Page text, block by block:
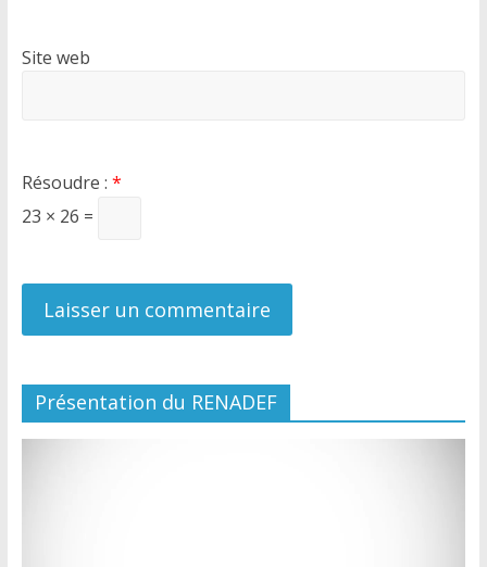
Site web
Résoudre : *
23 × 26 =
Présentation du RENADEF